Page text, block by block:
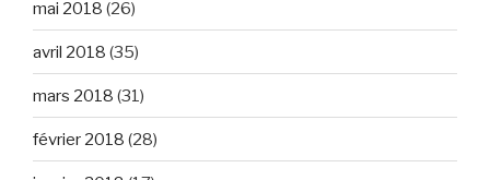
mai 2018 (26)
avril 2018 (35)
mars 2018 (31)
février 2018 (28)